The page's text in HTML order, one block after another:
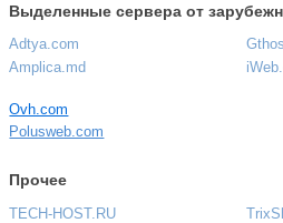
Выделенные сервера от
Adtya.com
Amplica.md
Ovh.com
Polusweb.com
Прочее
TECH-HOST.RU